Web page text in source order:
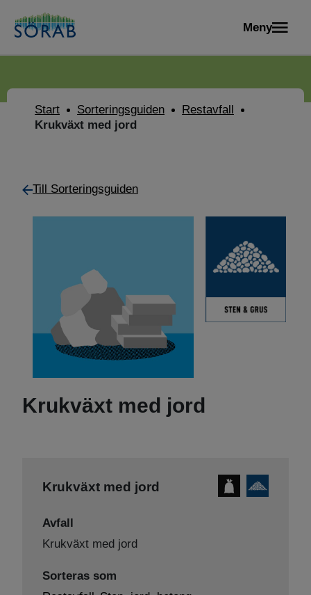
Meny
Start Sorteringsguiden
Restavfall
Krukväxt med jord
Till Sorteringsguiden
Krukväxt med jord
Krukväxt med jord
Avfall
Krukväxt med jord
Sorteras som